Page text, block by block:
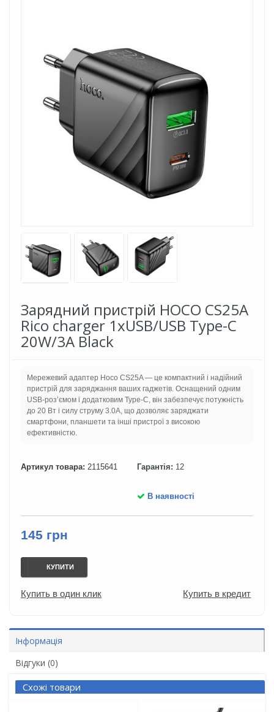
Зарядний пристрій HOCO CS25A
Rico charger 1хUSB/USB Type-C
20W/3A Black
Мережевий адаптер Hoco CS25A — це компактний і надійний
пристрій для заряджання ваших гаджетів. Оснащений одним
USB-роз’ємом і додатковим Type-C, він забезпечує потужність
до 20 Вт і силу струму 3.0А, що дозволяє заряджати
смартфони, планшети та інші пристрої з високою
ефективністю.
Артикул товара: 2115641 Гарантія: 12
В наявності
145 грн
КУПИТИ
Купить в один клик Купить в кредит
Інформація
Відгуки (0)
Схожі товари